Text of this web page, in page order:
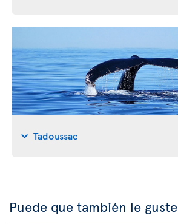
Tadoussac
Puede que también le guste